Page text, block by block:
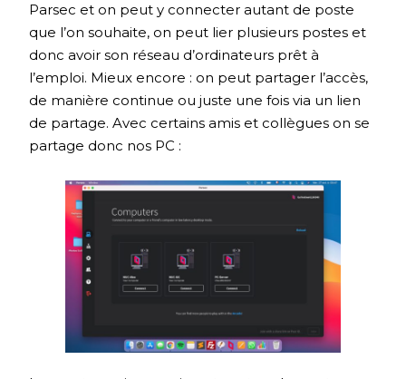
Parsec et on peut y connecter autant de poste
que l’on souhaite, on peut lier plusieurs postes et
donc avoir son réseau d’ordinateurs prêt à
l’emploi. Mieux encore : on peut partager l’accès,
de manière continue ou juste une fois via un lien
de partage. Avec certains amis et collègues on se
partage donc nos PC :